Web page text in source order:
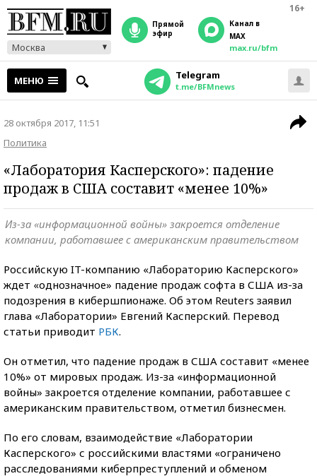
16+
Москва
прямой
эфир
Канал в
MAX
max.ru/bfm
МЕНЮ Telegram
t.me/BFMnews
28 октября 2017, 11:51
Политика
«Лаборатория Касперского»: падение
продаж в США составит «менее 10%»
Из-за «информационной войны» закроется отделение
компании, работавшее с американским правительством
Российскую IT-компанию «Лабораторию Касперского»
ждет «однозначное» падение продаж софта в США из-за
подозрения в кибершпионаже. Об этом Reuters заявил
глава «Лаборатории» Евгений Касперский. Перевод
статьи приводит РБК.
Он отметил, что падение продаж в США составит «менее
10%» от мировых продаж. Из-за «информационной
войны» закроется отделение компании, работавшее с
американским правительством, отметил бизнесмен.
По его словам, взаимодействие «Лаборатории
Касперского» с российскими властями «ограничено
расследованиями киберпреступлений и обменом